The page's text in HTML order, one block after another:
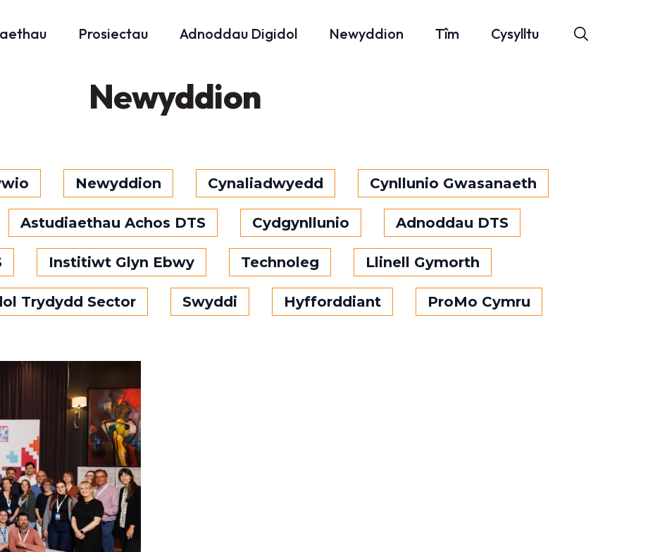
Prosiectau Adnoddau Digidol Newyddion Tîm Cysylltu
Newyddion
Newyddion Cynaliadwyedd Cynllunio Gwasanaeth
Astudiaethau Achos DTS Cydgynllunio Adnoddau DTS
Institiwt Glyn Ebwy Technoleg Llinell Gymorth
Trydydd Sector Swyddi Hyfforddiant ProMo Cymru